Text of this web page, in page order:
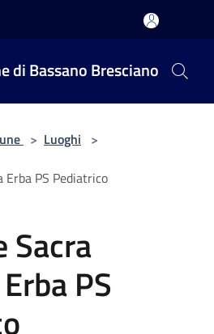
di Bassano Bresciano
> Luoghi >
Erba PS Pediatrico
Sacra
PS